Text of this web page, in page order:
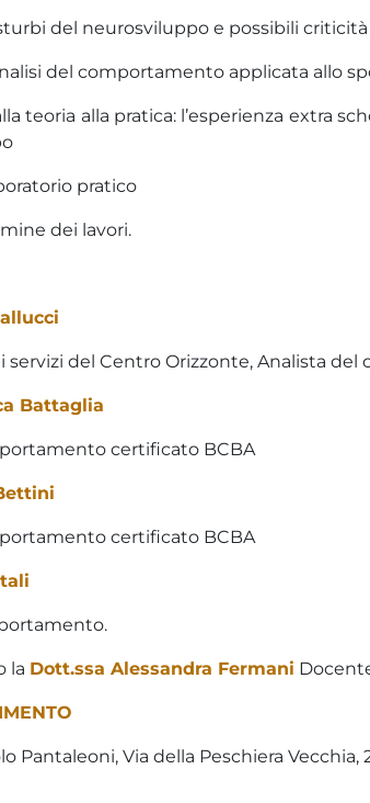
del neurosviluppo e possibili criticità
del comportamento applicata allo
alla pratica: l’esperienza extra
pratico
dei lavori.
servizi del Centro Orizzonte, Analista
Battaglia
certificato BCBA
certificato BCBA
la Dott.ssa Alessandra Fermani
Pantaleoni, Via della Peschiera Vecchia,